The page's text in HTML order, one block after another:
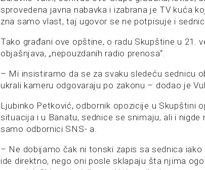
sprovedena javna nabavka i izabrana je TV kuća
zna samo vlast, taj ugovor se ne potpisuje i
Tako građani ove opštine, o radu Skupštine u 21.
objašnjava, „nepouzdanih radio prenosa“.
– Mi insistiramo da se za svaku sledeću sednicu
ukrali kameru odgovaraju po zakonu – dodao je
Ljubinko Petković, odbornik opozicije u Skupštini
situacija i u Banatu, sednice se snimaju, ali i nigde
samo odbornici SNS- a.
– Ne dobijamo čak ni tonski zapis sa sednica
ide direktno, nego oni posle sklapaju šta njima